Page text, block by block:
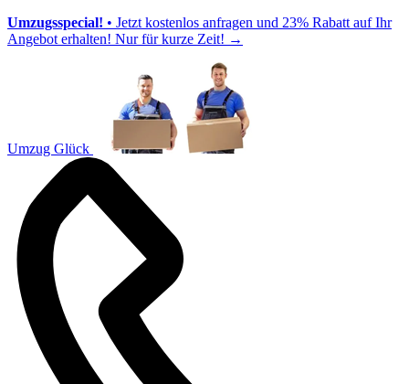
Umzugsspecial! • Jetzt kostenlos anfragen und 23% Rabatt auf Ihr
Angebot erhalten! Nur für kurze Zeit! →
Umzug Glück